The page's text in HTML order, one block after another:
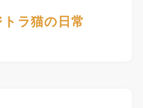
ラ猫の日常